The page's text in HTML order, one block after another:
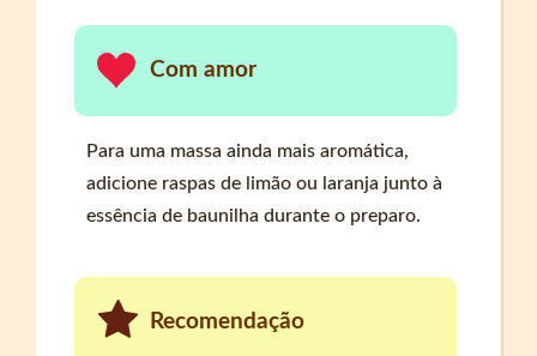
Com amor
Para uma massa ainda mais aromática,
adicione raspas de limão ou laranja junto à
essência de baunilha durante o preparo.
Recomendação